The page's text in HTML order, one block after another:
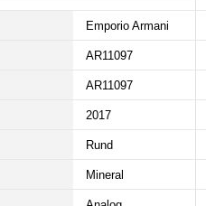
Emporio Armani
AR11097
AR11097
2017
Rund
Mineral